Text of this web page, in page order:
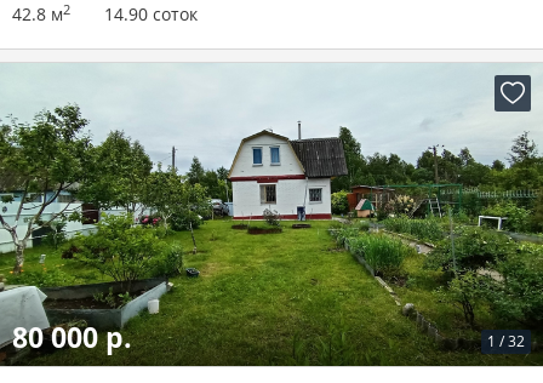
42.8 м2 14.90 соток
1 /32
80 000 р.